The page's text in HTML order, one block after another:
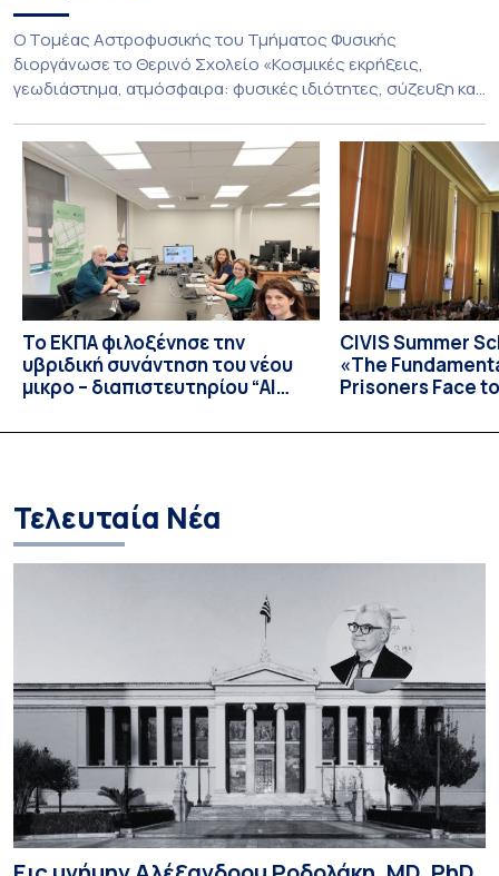
Ο Τομέας Αστροφυσικής του Τμήματος Φυσικής
διοργάνωσε το Θερινό Σχολείο «Κοσμικές εκρήξεις,
γεωδιάστημα, ατμόσφαιρα: φυσικές ιδιότητες, σύζευξη και
Ιουλίου 2026 υπό τον συντονισμό του Καθηγητή Ιωάννη
Δαγκλή. Το Σχολείο φιλοξενήθηκε από το Ίδρυμα της
Βουλής των Ελλήνων για τον Κοινοβουλευτισμό και τη
Δημοκρατία στο Πάρκο Εθνικής Συμφιλίωσης, σε
απομακρυσμένο […]
Το ΕΚΠΑ φιλοξένησε την
υβριδική συνάντηση του νέου
μικρο – διαπιστευτηρίου “AI
Creation”
CIVIS Summer
«The
Prisoners Face
Prison Realities
Τελευταία Νέα